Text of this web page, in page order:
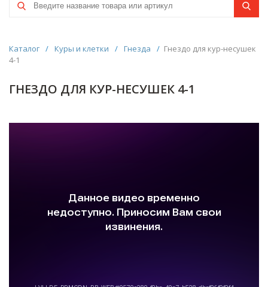
Каталог / Куры и клетки / Гнезда / Гнездо для кур-несушек
4-1
ГНЕЗДО ДЛЯ КУР-НЕСУШЕК 4-1